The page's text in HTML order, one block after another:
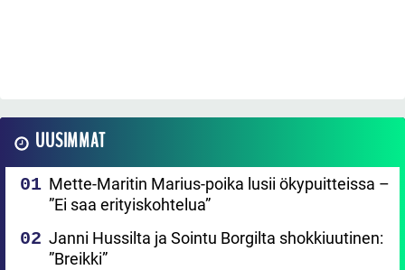
UUSIMMAT
Mette-Maritin Marius-poika lusii ökypuitteissa –
”Ei saa erityiskohtelua”
Janni Hussilta ja Sointu Borgilta shokkiuutinen:
”Breikki”